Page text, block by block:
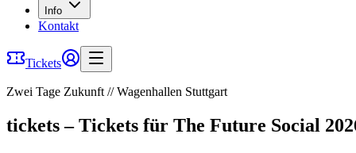
Info
Kontakt
Tickets
Zwei Tage Zukunft // Wagenhallen Stuttgart
tickets–Tickets für The Future Social